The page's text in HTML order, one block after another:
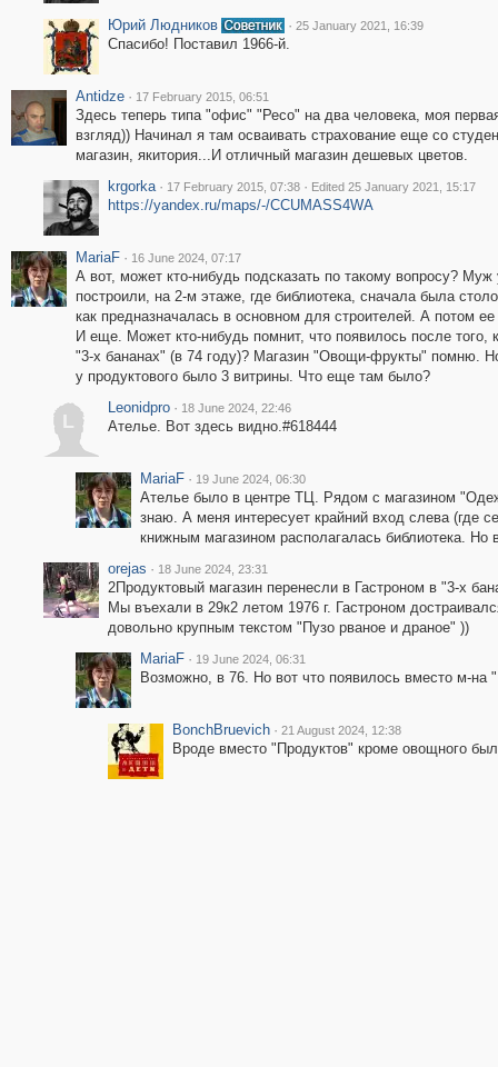
Юрий Людников · 25 January 2021, 16:39
Спасибо! Поставил 1966-й.
Antidze · 17 February 2015, 06:51
Здесь теперь типа "офис" "Ресо" на два человека, моя
взгляд)) Начинал я там осваивать страхование еще со
магазин, якитория...И отличный магазин дешевых цветов.
krgorka · 17 February 2015, 07:38 · Edited 25 January 2021, 15:17
https://yandex.ru/maps/-/CCUMASS4WA
MariaF · 16 June 2024, 07:17
А вот, может кто-нибудь подсказать по такому вопросу?
построили, на 2-м этаже, где библиотека, сначала была
как предназначалась в основном для строителей. А потом
И еще. Может кто-нибудь помнит, что появилось после того,
"3-х бананах" (в 74 году)? Магазин "Овощи-фрукты" помню.
у продуктового было 3 витрины. Что еще там было?
L
Leonidpro · 18 June 2024, 22:46
Ателье. Вот здесь видно.#618444
MariaF · 19 June 2024, 06:30
Ателье было в центре ТЦ. Рядом с магазином
знаю. А меня интересует крайний вход слева (где
книжным магазином располагалась библиотека. Но
orejas · 18 June 2024, 23:31
2Продуктовый магазин перенесли в Гастроном в "3-х
Мы въехали в 29к2 летом 1976 г. Гастроном
довольно крупным текстом "Пузо рваное и драное" ))
MariaF · 19 June 2024, 06:31
Возможно, в 76. Но вот что появилось вместо м-на
BonchBruevich · 21 August 2024, 12:38
Вроде вместо "Продуктов" кроме овощного